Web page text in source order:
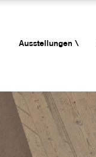
Ausstellungen \